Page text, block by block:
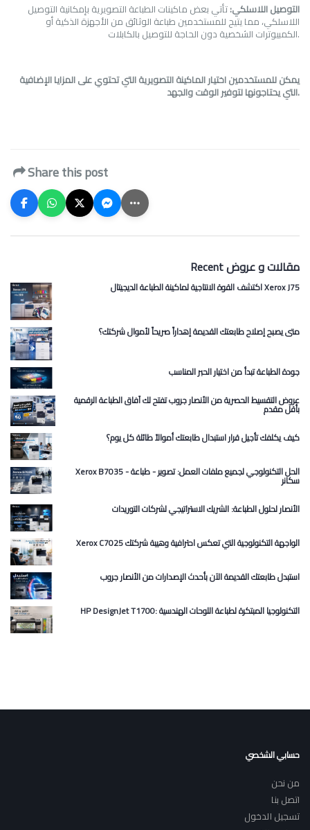
التوصيل اللاسلكي:تأتي بعض ماكينات الطباعة التصويرية بإمكانية التوصيل
اللاسلكي، مما يتيح للمستخدمين طباعة الوثائق من الأجهزة الذكية أو
الكمبيوترات الشخصية دون الحاجة للتوصيل بالكابلات.
يمكن للمستخدمين اختيار الماكينة التصويرية التي تحتوي على المزايا الإضافية
التي يحتاجونها لتوفير الوقت والجهد.
Share this post
Recent مقالات و عروض
اكتشف القوة الانتاجية لماكينة الطباعة الديجيتال Xerox J75
متى يصبح إصلاح طابعتك القديمة إهداراً صريحاً لأموال شركتك؟
جودة الطباعة تبدأ من اختيار الحبر المناسب
عروض التقسيط الحصرية من الأنصار جروب تفتح لك آفاق الطباعة الرقمية
بأقل مقدم
كيف يكلفك تأجيل قرار استبدال طابعتك أموالاً طائلة كل يوم؟
Xerox B7035 الحل التكنولوجي لجميع ملفات العمل: تصوير - طباعة -
سكانر
الأنصار لحلول الطباعة: الشريك الاستراتيجي لشركات التوريدات
Xerox C7025 الواجهة التكنولوجية التي تعكس احترافية وهيبة شركتك
استبدل طابعتك القديمة الآن بأحدث الإصدارات من الأنصار جروب
HP DesignJet T1700: التكنولوجيا المبتكرة لطباعة اللوحات الهندسية
حسابي الشخصي
من نحن
اتصل بنا
تسجيل الدخول